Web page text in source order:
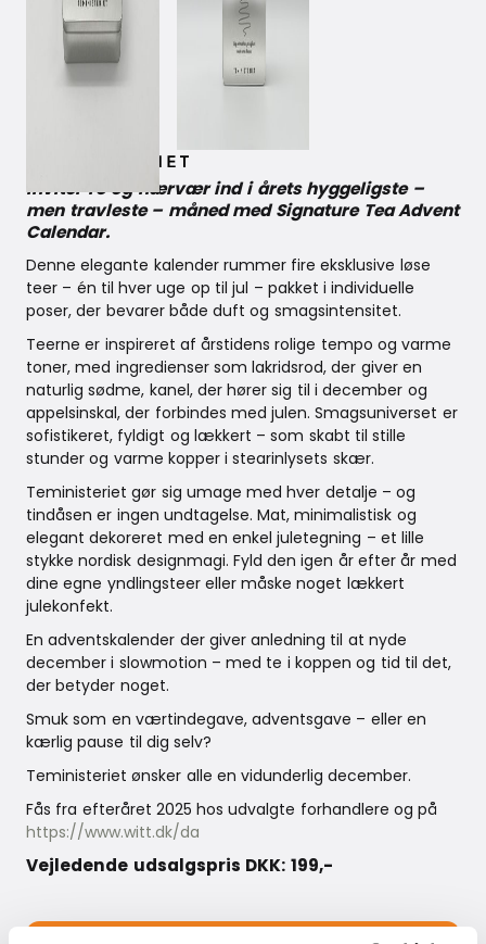
Inviter ro og nærvær ind i årets hyggeligste –
men travleste – måned med Signature Tea Advent
Calendar.
Denne elegante kalender rummer fire eksklusive løse
teer – én til hver uge op til jul – pakket i individuelle
poser, der bevarer både duft og smagsintensitet.
Teerne er inspireret af årstidens rolige tempo og varme
toner, med ingredienser som lakridsrod, der giver en
naturlig sødme, kanel, der hører sig til i december og
appelsinskal, der forbindes med julen. Smagsuniverset er
sofistikeret, fyldigt og lækkert – som skabt til stille
stunder og varme kopper i stearinlysets skær.
Teministeriet gør sig umage med hver detalje – og
tindåsen er ingen undtagelse. Mat, minimalistisk og
elegant dekoreret med en enkel juletegning – et lille
stykke nordisk designmagi. Fyld den igen år efter år med
dine egne yndlingsteer eller måske noget lækkert
julekonfekt.
En adventskalender der giver anledning til at nyde
december i slowmotion – med te i koppen og tid til det,
der betyder noget.
Smuk som en værtindegave, adventsgave – eller en
kærlig pause til dig selv?
Teministeriet ønsker alle en vidunderlig december.
Fås fra efteråret 2025 hos udvalgte forhandlere og på
https://www.witt.dk/da
Vejledende udsalgspris DKK: 199,-